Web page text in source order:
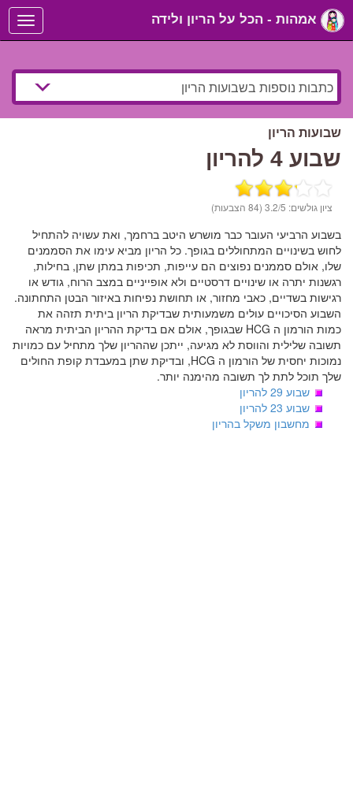
Toggle
navigation
שבועות הריון
שבוע 4 להריון
ציון גולשים: 3.2/5 (84 הצבעות)
בשבוע הרביעי העובר כבר מושרש היטב ברחמך, ואת עשויה להתחיל
לחוש בשינויים המתחוללים בגופך. כל הריון מביא עימו את הסממנים
שלו, אולם סממנים נפוצים הם עייפות, תכיפות במתן שתן, בחילות,
רגשנות יתרה או שינויים דרסטיים ולא אופייניים במצב הרוח, גודש או
רגישות בשדיים, כאבי מחזור, או תחושת נפיחות באיזור הבטן התחתונה.
השבוע הסיכויים עולים משמעותית שבדיקת הריון ביתית תזהה את
כמות הורמון ה HCG שבגופך, אולם אם בדיקת ההריון הביתית מראה
תשובה שלילית והווסת לא מגיעה, ייתכן שההריון שלך מתחיל עם כמויות
נמוכות יחסית של הורמון ה HCG, ובדיקת שתן במעבדת קופת החולים
שלך תוכל לתת לך תשובה מהימנה יותר.
שבוע 29 להריון
שבוע 23 להריון
מחשבון משקל בהריון